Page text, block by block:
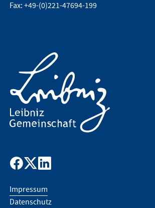
Fax: +49-(0)221-47694-199
Impressum
Datenschutz